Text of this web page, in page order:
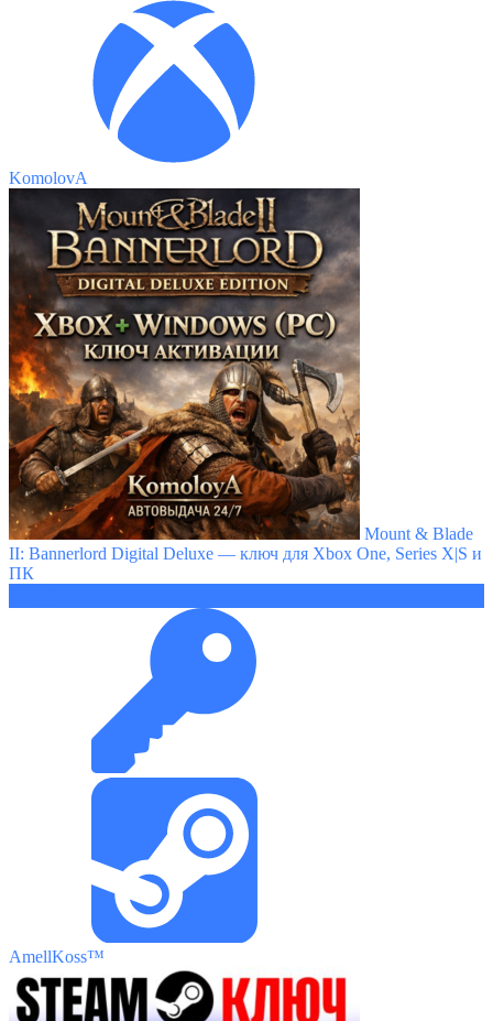
KomolovA
Mount & Blade
II: Bannerlord Digital Deluxe — ключ для Xbox One, Series X|S и
ПК
AmellKoss™